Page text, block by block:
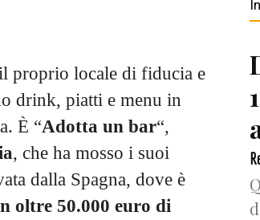
proprio locale di fiducia e
drink, piatti e menu in
È “Adotta un bar“,
, che ha mosso i suoi
dalla Spagna, dove è
oltre 50.000 euro di